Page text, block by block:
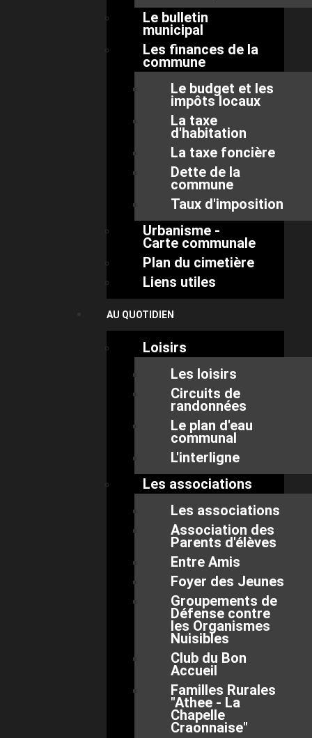
Le bulletin
municipal
Les finances de la
commune
Le budget et les
impôts locaux
La taxe
d'habitation
La taxe foncière
Dette de la
commune
Taux d'imposition
Urbanisme -
Carte communale
Plan du cimetière
Liens utiles
AU QUOTIDIEN
Loisirs
Les loisirs
Circuits de
randonnées
Le plan d'eau
communal
L'interligne
Les associations
Les associations
Association des
Parents d'élèves
Entre Amis
Foyer des Jeunes
Groupements de
Défense contre
les Organismes
Nuisibles
Club du Bon
Accueil
Familles Rurales
"Athee - La
Chapelle
Craonnaise"